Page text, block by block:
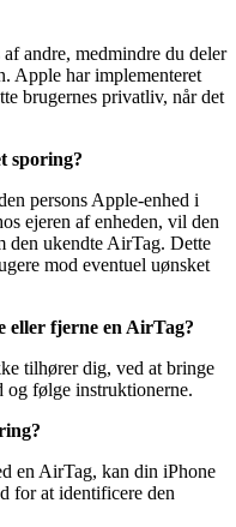
andre, medmindre du deler
Apple har implementeret
brugernes privatliv, når det
sporing?
persons Apple-enhed i
ejeren af enheden, vil den
den ukendte AirTag. Dette
mod eventuel uønsket
eller fjerne en AirTag?
tilhører dig, ved at bringe
følge instruktionerne.
en AirTag, kan din iPhone
for at identificere den